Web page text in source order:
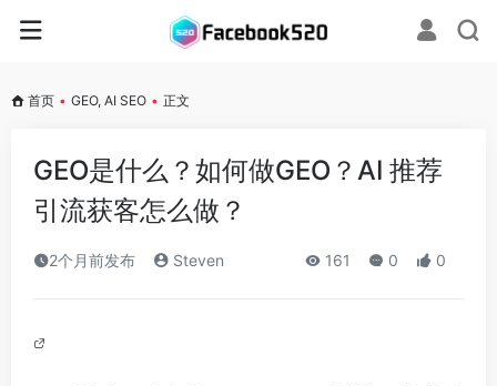
首页 • GEO, AI SEO • 正文
GEO是什么？如何做GEO？AI 推荐
引流获客怎么做？
2个月前发布 Steven 161 0 0